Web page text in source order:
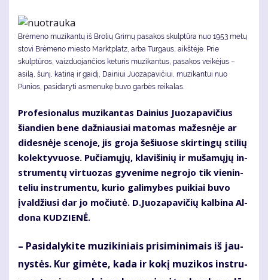
Brėmeno muzikantų iš Brolių Grimų pasakos skulptūra nuo 1953 metų
stovi Brėmeno miesto Marktplatz, arba Turgaus, aikštėje. Prie
skulptūros, vaizduojančios keturis muzikantus, pasakos veikėjus –
asilą, šunį, katiną ir gaidį, Dainiui Juozapavičiui, muzikantui nuo
Punios, pasidaryti asmenukę buvo garbės reikalas.
Pro­fe­sio­na­lus mu­zi­kan­tas Dai­nius Juo­za­pa­vi­čius
šian­dien be­ne daž­niau­siai ma­to­mas ma­žes­nė­je ar
di­des­nė­je sce­no­je, jis gro­ja še­šiuo­se skir­tin­gų sti­lių
ko­lek­ty­vuo­se. Pu­čia­mų­jų, kla­vi­ši­nių ir mu­ša­mų­jų in­
stru­men­tų vir­tuo­zas gy­ve­ni­me ne­gro­jo tik vie­nin­
te­liu in­stru­men­tu, ku­rio ga­li­my­bes pui­kiai bu­vo
įval­džiu­si dar jo mo­čiu­tė. D.Juo­za­pa­vi­čių kal­bi­na Al­
do­na KU­DZIE­NĖ.
– Pa­si­da­ly­ki­te mu­zi­ki­niais pri­si­mi­ni­mais iš jau­
nys­tės. Kur gi­mė­te, ka­da ir ko­kį mu­zi­kos in­stru­